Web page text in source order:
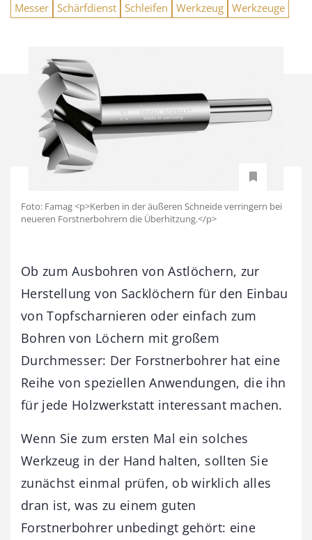
Messer Schärfdienst Schleifen Werkzeug Werkzeuge
Foto: Famag <p>Kerben in der äußeren Schneide verringern bei
neueren Forstnerbohrern die Überhitzung.</p>
Ob zum Ausbohren von Astlöchern, zur
Herstellung von Sacklöchern für den Einbau
von Topfscharnieren oder einfach zum
Bohren von Löchern mit großem
Durchmesser: Der Forstnerbohrer hat eine
Reihe von speziellen Anwendungen, die ihn
für jede Holzwerkstatt interessant machen.
Wenn Sie zum ersten Mal ein solches
Werkzeug in der Hand halten, sollten Sie
zunächst einmal prüfen, ob wirklich alles
dran ist, was zu einem guten
Forstnerbohrer unbedingt gehört: eine